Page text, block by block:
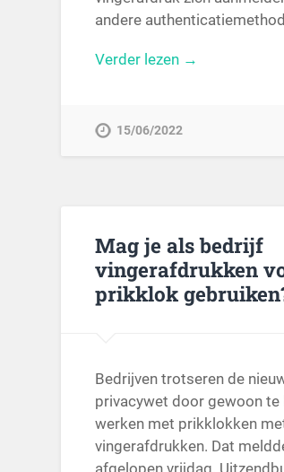
andere
Verder lezen →
15/06/2022
Mag je als bedrijf
vingerafdrukken
prikklok
Bedrijven trotseren de
privacywet door gewoon te
werken met prikklokken
vingerafdrukken. Dat
afgelopen vrijdag.